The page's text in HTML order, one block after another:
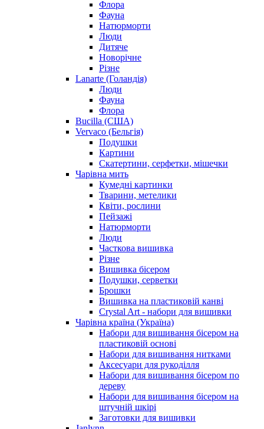
Флора
Фауна
Натюрморти
Люди
Дитяче
Новорічне
Різне
Lanarte (Голандія)
Люди
Фауна
Флора
Bucilla (США)
Vervaco (Бельгія)
Подушки
Картини
Скатертини, серфетки, мішечки
Чарiвна мить
Кумедні картинки
Тварини, метелики
Квіти, рослини
Пейзажі
Натюрморти
Люди
Часткова вишивка
Різне
Вишивка бісером
Подушки, серветки
Брошки
Вишивка на пластиковій канві
Crystal Art - набори для вишивки
Чарівна країна (Україна)
Набори для вишивання бісером на
пластиковій основі
Набори для вишивання нитками
Аксесуари для рукоділля
Набори для вишивання бісером по
дереву
Набори для вишивання бісером на
штучній шкірі
Заготовки для вишивки